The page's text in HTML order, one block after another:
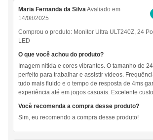
Maria Fernanda da SilvaAvaliado em
14/08/2025
Comprou o produto: Monitor Ultra ULT240Z, 24
LED
O que você achou do produto?
Imagem nítida e cores vibrantes. O tamanho de
perfeito para trabalhar e assistir vídeos.
tudo mais fluido e o tempo de resposta de 4ms
experiência até em jogos casuais. Excelente
Você recomenda a compra desse produto?
Sim, eu recomendo a compra desse produto!